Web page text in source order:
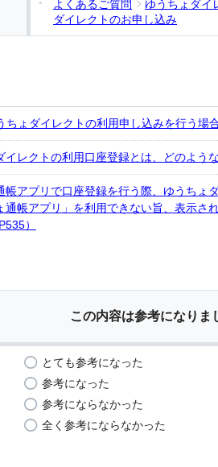
よくあるご質問
ゆうちょダイ
ダイレクトのお申し込み
ちょダイレクトの利用申し込みを行う場
イレクトの利用口座登録とは、どのよう
帳アプリで口座登録を行う際、ゆうちょ
通帳アプリ」を利用できない旨、表示さ
）
この内容は参考になりま
とても参考になった
参考になった
参考にならなかった
全く参考にならなかった